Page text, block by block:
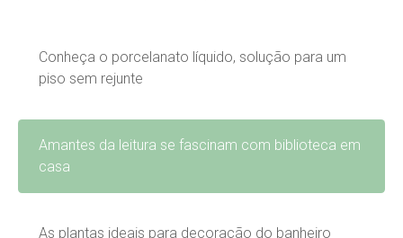
Conheça o porcelanato líquido, solução para um
piso sem rejunte
Amantes da leitura se fascinam com biblioteca em
casa
As plantas ideais para decoração do banheiro